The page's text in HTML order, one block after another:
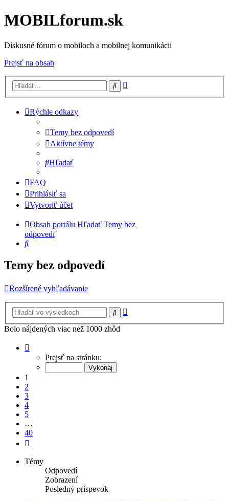
MOBILforum.sk
Diskusné fórum o mobiloch a mobilnej komunikácii
Prejsť na obsah
Hľadať
Rýchle odkazy
Temy bez odpovedí
Aktívne témy
Hľadať
FAQ
Prihlásiť sa
Vytvoriť účet
Obsah portálu Hľadať Temy bez
odpovedí
Hľadať
Temy bez odpovedí
Rozšírené vyhľadávanie
Hľadať
Bolo nájdených viac než 1000 zhôd
Prejsť na stránku:
1
2
3
4
5
…
40
Témy
Odpovedí
Zobrazení
Posledný príspevok